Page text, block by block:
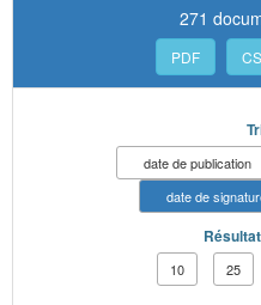
271
PDF
date de publication
date de
10 25